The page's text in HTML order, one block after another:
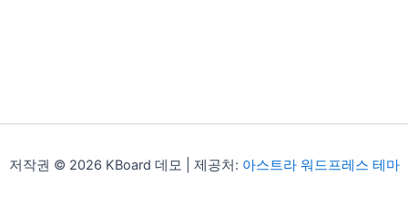
저작권 © 2026 KBoard 데모 | 제공처: 아스트라 워드프레스 테마